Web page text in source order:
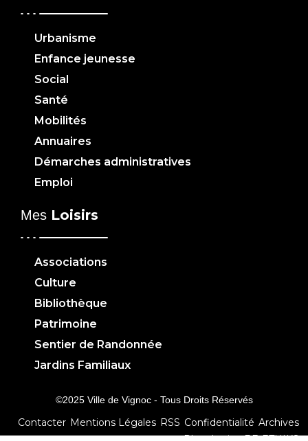
Urbanisme
Enfance jeunesse
Social
Santé
Mobilités
Annuaires
Démarches administratives
Emploi
Mes Loisirs
Associations
Culture
Bibliothèque
Patrimoine
Sentier de Randonnée
Jardins Familiaux
©2025 Ville de Vignoc - Tous Droits Réservés
Contacter Mentions Légales RSS Confidentialité Archives